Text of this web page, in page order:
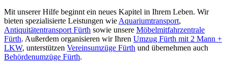
Mit unserer Hilfe beginnt ein neues Kapitel in Ihrem Leben. Wir
bieten spezialisierte Leistungen wie Aquariumtransport,
Antiquitätentransport Fürth sowie unsere Möbelmitfahrzentrale
Fürth. Außerdem organisieren wir Ihren Umzug Fürth mit 2 Mann +
LKW, unterstützen Vereinsumzüge Fürth und übernehmen auch
Behördenumzüge Fürth.